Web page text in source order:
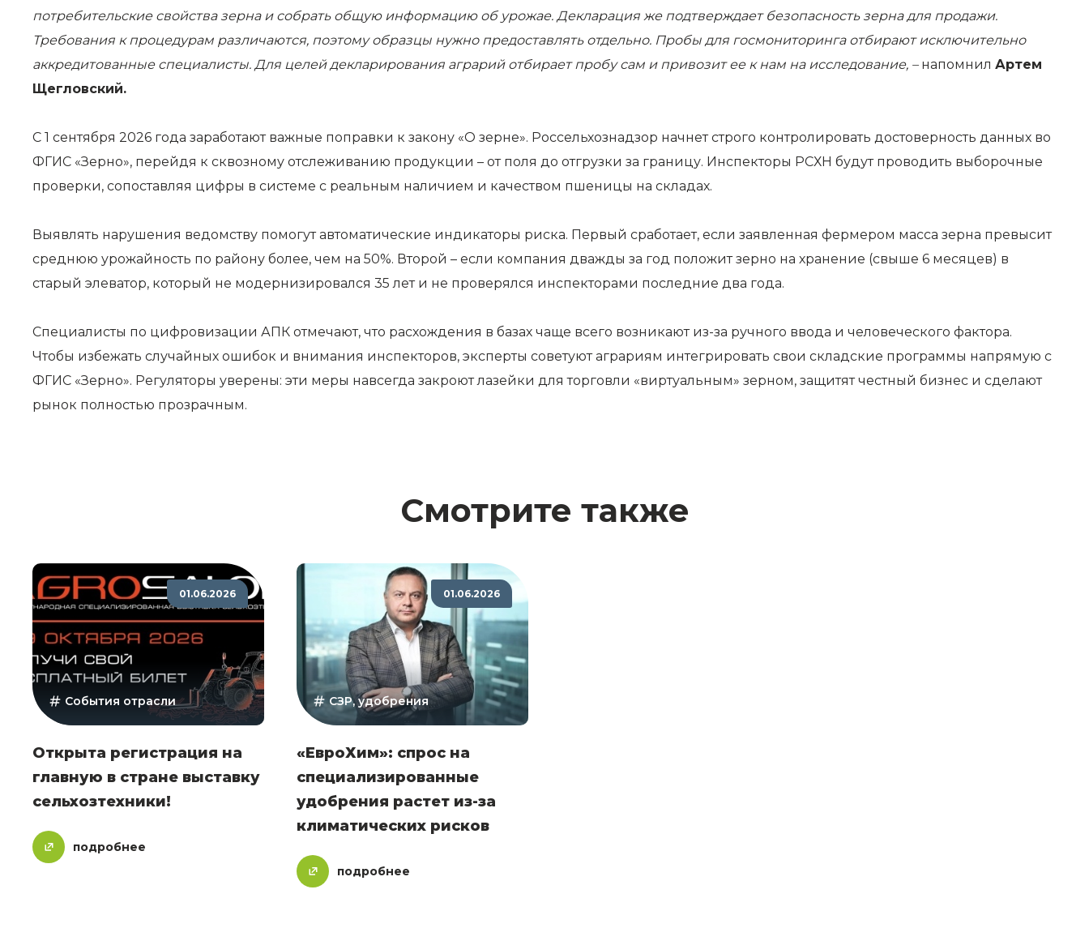
потребительские свойства зерна и собрать общую информацию об урожае. Декларация же подтверждает безопасность зерна для продажи.
Требования к процедурам различаются, поэтому образцы нужно предоставлять отдельно. Пробы для госмониторинга отбирают исключительно
аккредитованные специалисты. Для целей декларирования аграрий отбираетпробу сам и привозит ее к нам на исследование, – напомнил Артем
Щегловский.
С 1 сентября 2026 года заработают важные поправки к закону «О зерне». Россельхознадзор начнет строго контролировать достоверность данных во
ФГИС «Зерно», перейдя к сквозному отслеживанию продукции – от поля до отгрузки за границу. Инспекторы РСХН будут проводить выборочные
проверки, сопоставляя цифры в системе с реальным наличием и качеством пшеницы на складах.
Выявлять нарушения ведомству помогут автоматические индикаторы риска. Первый сработает, если заявленная фермером масса зерна превысит
среднюю урожайность по району более, чем на 50%. Второй – если компания дважды за год положит зерно на хранение (свыше 6 месяцев) в
старый элеватор, который не модернизировался 35 лет и не проверялся инспекторами последние два года.
Специалисты по цифровизации АПК отмечают, что расхождения в базах чаще всего возникают из-за ручного ввода и человеческого фактора.
Чтобы избежать случайных ошибок и внимания инспекторов, эксперты советуют аграриям интегрировать свои складские программы напрямую с
ФГИС «Зерно». Регуляторы уверены: эти меры навсегда закроют лазейки для торговли «виртуальным» зерном, защитят честный бизнес и сделают
рынок полностью прозрачным.
Смотрите также
01.06.2026
События отрасли
Открыта регистрация на
главную в стране выставку
сельхозтехники!
подробнее
01.06.2026
СЗР, удобрения
«ЕвроХим»: спрос на
специализированные
удобрения растет из-за
климатических рисков
подробнее